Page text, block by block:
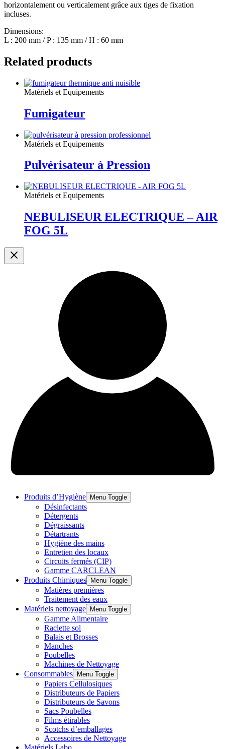
horizontalement ou verticalement grâce aux tiges de fixation
incluses.
Dimensions:
L : 200 mm / P : 135 mm / H : 60 mm
Related products
Matériels et Equipements
Fumigateur
Matériels et Equipements
Pulvérisateur à Pression
Matériels et Equipements
NEBULISEUR ELECTRIQUE – AIR
FOG 5L
Produits d’Hygiène Menu Toggle
Désinfectants
Détergents
Dégraissants
Détartrants
Hygiène des mains
Entretien des locaux
Circuits fermés (CIP)
Gamme CARCLEAN
Produits Chimiques
Menu Toggle
Matières premières
Traitement des eaux
Matériels nettoyage
Menu Toggle
Gamme Alimentaire
Raclette sol
Balais et Brosses
Manches
Poubelles
Machines de Nettoyage
Consommables
Menu Toggle
Papiers Cellulosiques
Distributeurs de Papiers
Distributeurs de Savons
Sacs Poubelles
Films étirables
Scotchs d’emballages
Accessoires de Nettoyage